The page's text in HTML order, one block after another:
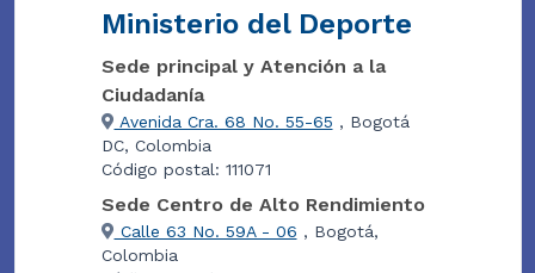
Ministerio del Deporte
Sede principal y Atención a la
Ciudadanía
Avenida Cra. 68 No. 55-65 , Bogotá
DC, Colombia
Código postal: 111071
Sede Centro de Alto Rendimiento
Calle 63 No. 59A - 06 , Bogotá,
Colombia